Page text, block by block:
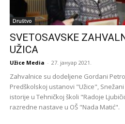
Društvo
SVETOSAVSKE
UŽICA
Užice Media - 27. јануар 2021.
Zahvalnice su dodeljene Gordani
Predškolskoj ustanovi "Užice",
istorije u Tehničkoj školi "Radoje
razredne nastave u OŠ "Nada Matić".